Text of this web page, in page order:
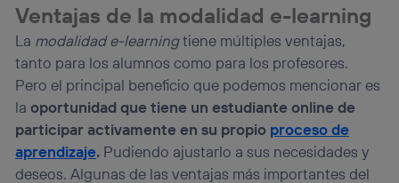
Ventajas de la modalidad e-learning
La modalidad e-learningtiene múltiples ventajas,
tanto para los alumnos como para los profesores.
Pero el principal beneficio que podemos mencionar es
laoportunidad que tiene un estudiante online de
participar activamente en su propio proceso de
aprendizaje. Pudiendo ajustarlo a sus necesidades y
deseos. Algunas de las ventajas más importantes del